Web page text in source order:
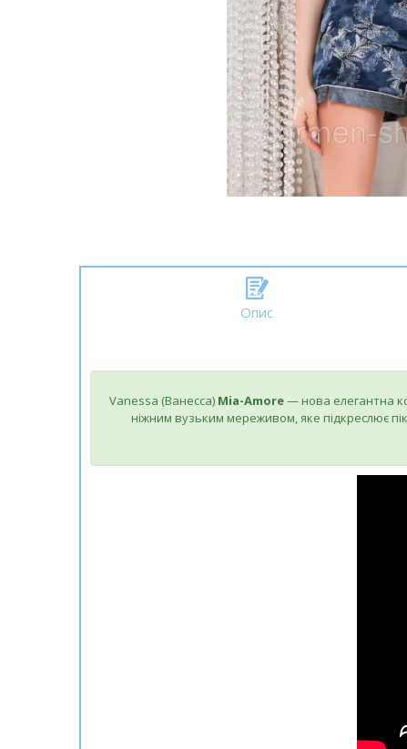
Опис
Vanessa (Ванесса) Mia-Amore— нова елегантна
ніжним вузьким мереживом, яке підкреслює